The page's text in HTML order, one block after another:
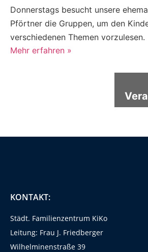
Donnerstags besucht unsere
Pförtner die Gruppen, um den
verschiedenen Themen vorzulesen.
Mehr erfahren »
KONTAKT:
Städt. Familienzentrum KiKo
Leitung: Frau J. Friedberger
Wilhelminenstraße 39